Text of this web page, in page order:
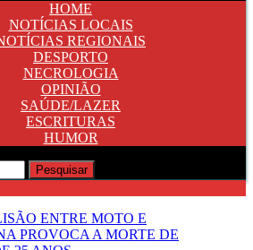
HOME
NOTÍCIAS LOCAIS
REGIONAIS
DESPORTO
NECROLOGIA
OPINIÃO
SAÚDE/LAZER
ESCRITURAS
HUMOR
ENTRE MOTO E
PROVOCA A MORTE DE